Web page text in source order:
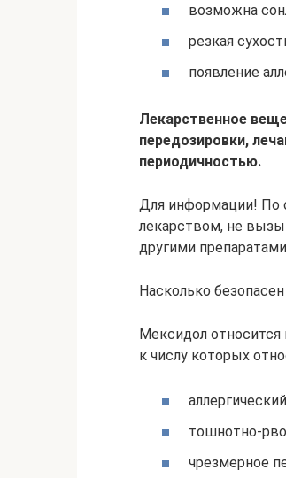
возможна
резкая
появление
Лекарственное
передозировки,
периодичностью.
Для информации! По
лекарством, не
другими
Насколько
Мексидол
к числу которых
тошнотно-
чрезмерное